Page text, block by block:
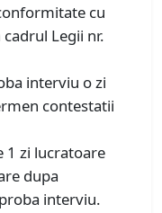
cu
Legii nr.
interviu o zi
contestatii
1 zi lucratoare
dupa
interviu.